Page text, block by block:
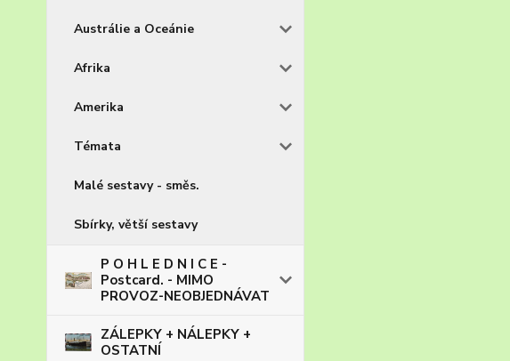
Austrálie a Oceánie
Afrika
Amerika
Témata
Malé sestavy - směs.
Sbírky, větší sestavy
P O H L E D N I C E -
Postcard. - MIMO
PROVOZ-NEOBJEDNÁVAT
ZÁLEPKY + NÁLEPKY +
OSTATNÍ